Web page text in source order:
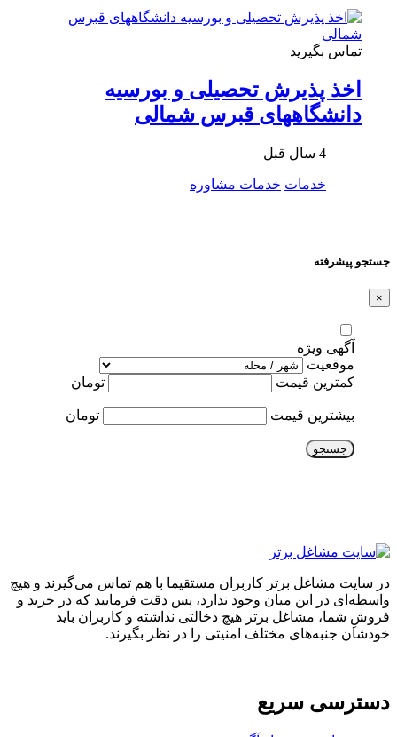
تماس بگیرید
اخذ پذیرش تحصیلی و بورسیه
دانشگاههای قبرس شمالی
4 سال قبل
خدمات خدمات مشاوره
جستجو پیشرفته
×
آگهی ویژه
موقعیت
کمترین قیمت
تومان
بیشترین قیمت تومان
جستجو
در سایت مشاغل برتر کاربران مستقیما با هم تماس می‌گیرند و هیچ
واسطه‌ای در این میان وجود ندارد، پس دقت فرمایید که در خرید و
فروشِ شما، مشاغل برتر هیچ دخالتی نداشته و کاربران باید
خودشان جنبه‌های مختلف امنیتی را در نظر بگیرند.
دسترسی سریع